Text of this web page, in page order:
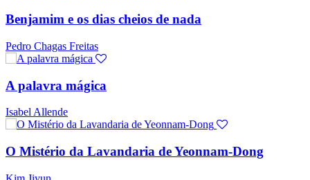
Benjamim e os dias cheios de nada
Pedro Chagas Freitas
A palavra mágica
Isabel Allende
O Mistério da Lavandaria de Yeonnam-Dong